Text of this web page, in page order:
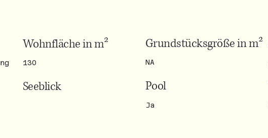
Wohnfläche in m²
130
Grundstücksgröße in m²
NA
Seeblick Pool
Ja